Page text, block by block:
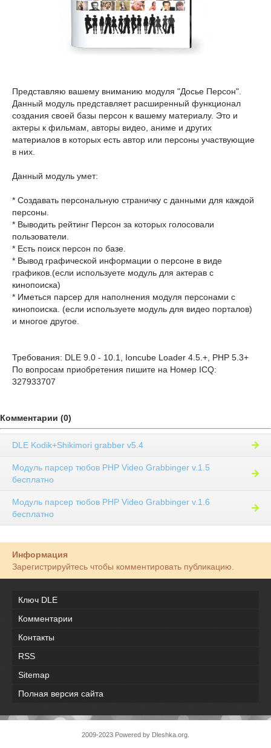
Представляю вашему вниманию модуля "Досье Персон".
Данный модуль представляет расширенный функционал
создания своей базы персон к вашему материалу. Это и
актеры к фильмам, авторы видео, аниме и других
материалов в которых есть автор или персоны участвующие
в них.
Данный модуль умет:
* Создавать персональную страничку с данными для каждой
персоны.
* Выводить рейтинг Персон за которых голосовали
пользователи.
* Есть поиск персон по базе.
* Вывод графической информации о персоне в виде
графиков.(если используете модуль для актерав с
кинопоиска)
* Иметься парсер для наполнения модуля персонами с
кинопоиска. (если используете модуль для видео порталов)
и многое другое.
Требования: DLE 9.0 - 10.1, Ioncube Loader 4.5.+, PHP 5.3+
По вопросам приобретения пишите на Номер ICQ:
327933707
Комментарии (0)
DLE Kodik+Shikimori grabber v5.4
Модуль парсер тюбов PHP Video Grabbinger v.1.5
бесплатно
Модуль парсер тюбов PHP Video Grabbinger v.1.6
бесплатно
Информация
Зарегистрируйтесь чтобы комментировать публикацию.
Ключ DLE
Комментарии
Контакты
RSS
Sitemap
Полная версия сайта
2009-2023 Powered by Dleshka.org.